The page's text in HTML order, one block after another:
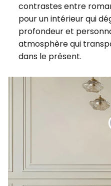
contrastes entre
pour un intérieur qui
profondeur et
atmosphère qui
dans le présent.